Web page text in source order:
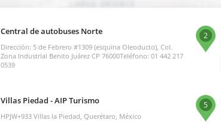
Central de autobuses Norte
Dirección: 5 de Febrero #1309 (esquina Oleoducto), Col.
Zona Industrial Benito Juárez CP 76000Teléfono: 01 442 217
0539
2
Villas Piedad - AIP Turismo
HPJW+933 Villas la Piedad, Querétaro, México
5